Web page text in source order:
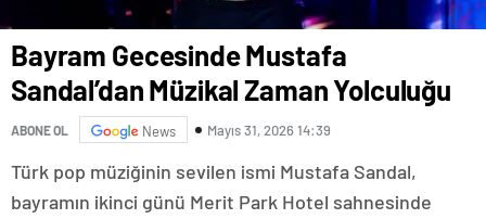
Bayram Gecesinde Mustafa
Sandal’dan Müzikal Zaman Yolculuğu
ABONE OL News Mayıs 31, 2026 14:39
Türk pop müziğinin sevilen ismi Mustafa Sandal,
bayramın ikinci günü Merit Park Hotel sahnesinde